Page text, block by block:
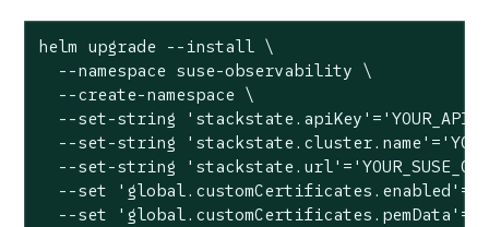
helm upgrade --install \
  --namespace suse-observability \
  --create-namespace \
  --
set-string 'stackstate.apiKey' =
  --
set-string 'stackstate.cluster.name' =
  --
set-string 'stackstate.url' =
  --
set 'global.customCertificates.enabled' =
  --
set 'global.customCertificates.pemData' =